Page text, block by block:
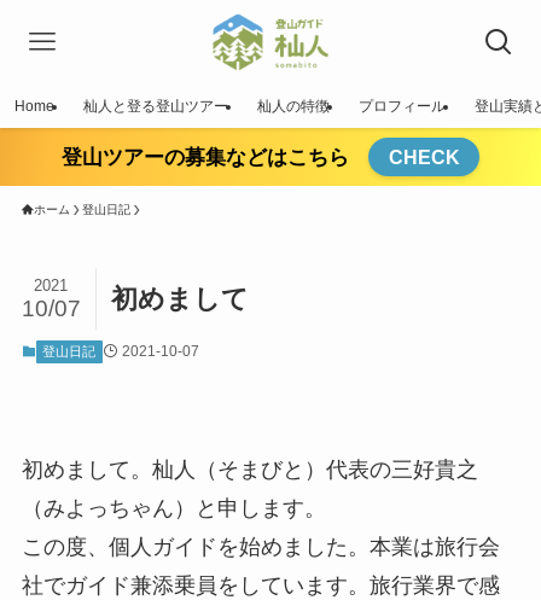
Home 杣人と登る登山ツアー 杣人の特徴 プロフィール 登山実績
登山ツアーの募集などはこちら CHECK
ホーム 登山日記
初めまして
2021
10/07
登山日記 2021-10-07
初めまして。杣人（そまびと）代表の三好貴之
（みよっちゃん）と申します。
この度、個人ガイドを始めました。本業は旅行会
社でガイド兼添乗員をしています。旅行業界で感